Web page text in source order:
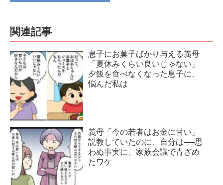
関連記事
息子にお菓子ばかり与える義母
「夏休みくらい良いじゃない」
夕飯を食べなくなった息子に、
悩んだ私は
義母「今の若者はお金に甘い」
説教していたのに、自分は──思
わぬ事実に、家族会議で青ざめ
たワケ